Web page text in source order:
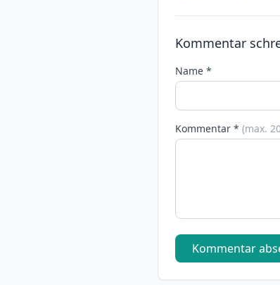
Kommentar
Name *
Kommentar * (max.
Kommentar